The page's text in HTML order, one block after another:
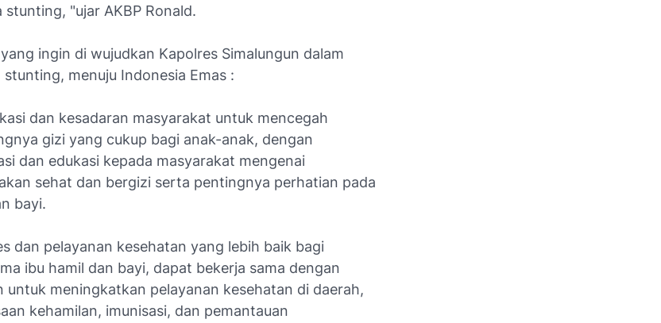
"ujar AKBP Ronald.
ingin di wujudkan Kapolres Simalungun dalam
menuju Indonesia Emas :
dan kesadaran masyarakat untuk mencegah
gizi yang cukup bagi anak-anak, dengan
dan edukasi kepada masyarakat mengenai
sehat dan bergizi serta pentingnya perhatian pada
bayi.
dan pelayanan kesehatan yang lebih baik bagi
ibu hamil dan bayi, dapat bekerja sama dengan
untuk meningkatkan pelayanan kesehatan di daerah,
kehamilan, imunisasi, dan pemantauan